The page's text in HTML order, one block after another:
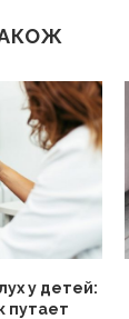
у детей:
путает